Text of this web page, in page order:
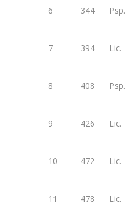
6 344 Psp.
7 394 Lic.
8 408 Psp.
9 426 Lic.
10 472 Lic.
11 478 Lic.